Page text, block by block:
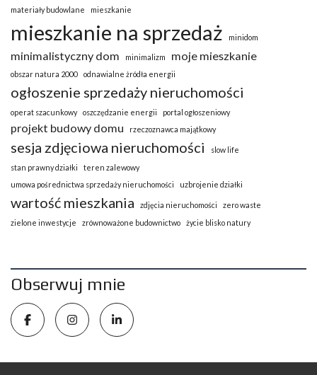
materiały budowlane
mieszkanie
mieszkanie na sprzedaż minidom
minimalistyczny dom minimalizm moje mieszkanie
obszar natura 2000 odnawialne żródła energii
ogłoszenie sprzedaży nieruchomości
operat szacunkowy oszczędzanie energii portal ogłoszeniowy
projekt budowy domu rzeczoznawca majątkowy
sesja zdjęciowa nieruchomości
slow life
stan prawny działki
teren zalewowy
umowa pośrednictwa sprzedaży nieruchomości
uzbrojenie działki
wartość mieszkania zdjęcia nieruchomości
zero waste
zielone inwestycje
zrównoważone budownictwo życie blisko natury
Obserwuj mnie